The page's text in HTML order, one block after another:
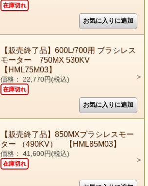
在庫切れ
【販売終了品】600L/700用 ブラシレス
モーター 750MX 530KV
【HML75M03】
価格： 22,770円(税込)
在庫切れ
【販売終了品】850MXブラシレスモー
ター （490KV） 【HML85M03】
価格： 41,600円(税込)
在庫切れ